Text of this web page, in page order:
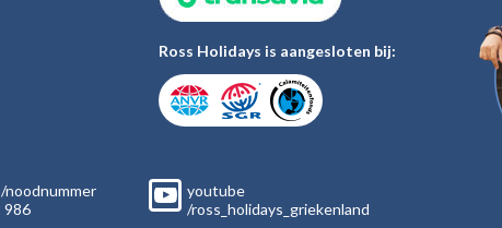
Ross Holidays is aangesloten bij:
986
youtube
/ross_holidays_griekenland